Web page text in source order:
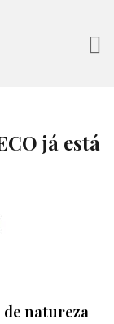
já está
natureza